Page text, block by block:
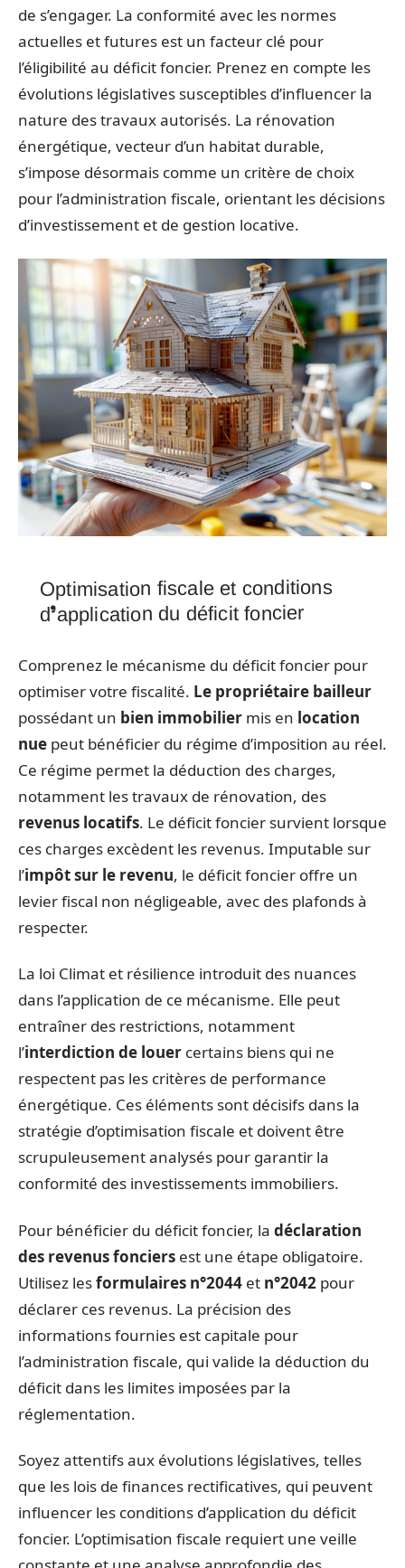
de s’engager. La conformité avec les normes
actuelles et futures est un facteur clé pour
l’éligibilité au déficit foncier. Prenez en compte les
évolutions législatives susceptibles d’influencer la
nature des travaux autorisés. La rénovation
énergétique, vecteur d’un habitat durable,
s’impose désormais comme un critère de choix
pour l’administration fiscale, orientant les décisions
d’investissement et de gestion locative.
Optimisation fiscale et conditions
d’application du déficit foncier
Comprenez le mécanisme du déficit foncier pour
optimiser votre fiscalité. Le propriétaire bailleur
possédant un bien immobilier mis en location
nue peut bénéficier du régime d’imposition au réel.
Ce régime permet la déduction des charges,
notamment les travaux de rénovation, des
revenus locatifs. Le déficit foncier survient lorsque
ces charges excèdent les revenus. Imputable sur
l’impôt sur le revenu, le déficit foncier offre un
levier fiscal non négligeable, avec des plafonds à
respecter.
La loi Climat et résilience introduit des nuances
dans l’application de ce mécanisme. Elle peut
entraîner des restrictions, notamment
l’interdiction de louer certains biens qui ne
respectent pas les critères de performance
énergétique. Ces éléments sont décisifs dans la
stratégie d’optimisation fiscale et doivent être
scrupuleusement analysés pour garantir la
conformité des investissements immobiliers.
Pour bénéficier du déficit foncier, la déclaration
des revenus fonciers est une étape obligatoire.
Utilisez lesformulaires n°2044 et n°2042 pour
déclarer ces revenus. La précision des
informations fournies est capitale pour
l’administration fiscale, qui valide la déduction du
déficit dans les limites imposées par la
réglementation.
Soyez attentifs aux évolutions législatives, telles
que les lois de finances rectificatives, qui peuvent
influencer les conditions d’application du déficit
foncier. L’optimisation fiscale requiert une veille